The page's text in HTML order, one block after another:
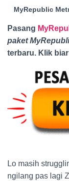
MyRepublic
Pasang
paket
terbaru. Klik
Lo masih
ngilang pas lagi